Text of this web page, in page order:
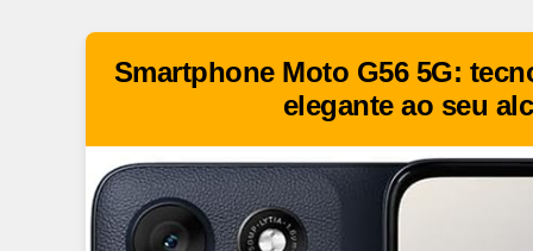
Smartphone Moto G56 5G:
elegante ao seu